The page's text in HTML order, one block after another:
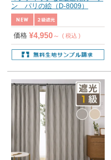
ン パリの絵（D-8009）
価格 ¥4,950 税込